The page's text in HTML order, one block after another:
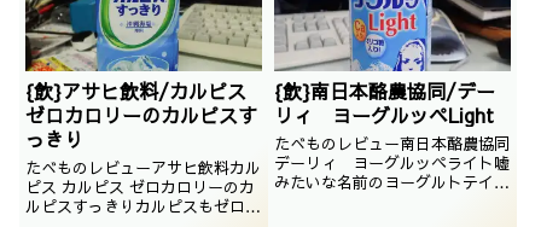
{飲}アサヒ飲料/カルピス
ゼロカロリーのカルピスす
っきり
たべものレビューアサヒ飲料カル
ピス カルピス ゼロカロリーのカ
ルピスすっきりカルピスもゼロカ
{飲}南日本酪農協同/デー
リィ ヨーグルッペLight
たべものレビュー南日本酪農協同
デーリィ ヨーグルッペライト嘘
みたいな名前のヨーグルトテイス